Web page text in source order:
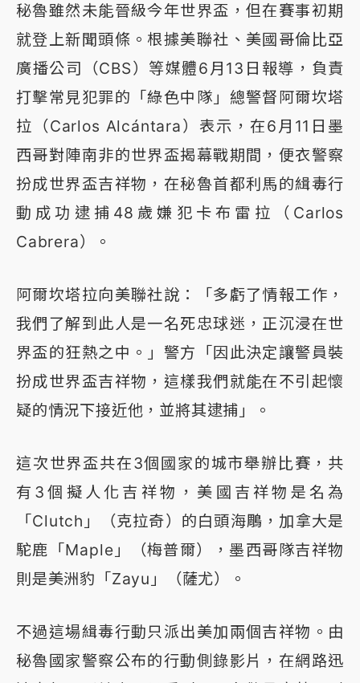
秘魯雖然未能晉級今年世界盃，但在賽事初期
就登上新聞頭條。根據美聯社、美國哥倫比亞
廣播公司（CBS）等媒體6月13日報導，負責
打擊常見犯罪的「綠色中隊」總警督阿爾坎塔
拉（Carlos Alcántara）表示，在6月11日墨
西哥對陣南非的世界盃揭幕戰期間，便衣警察
扮成世界盃吉祥物，在秘魯首都利馬的緝毒行
動成功逮捕48歲嫌犯卡布雷拉（Carlos
Cabrera）。
阿爾坎塔拉向美聯社說：「多虧了情報工作，
我們了解到此人是一名死忠球迷，正沉浸在世
界盃的狂熱之中。」警方「因此決定讓警員裝
扮成世界盃吉祥物，這樣我們就能在不引起懷
疑的情況下接近他，並將其逮捕」。
這次世界盃共在3個國家的城市舉辦比賽，共
有3個擬人化吉祥物，美國吉祥物是名為
「Clutch」（克拉奇）的白頭海鵰，加拿大是
駝鹿「Maple」（梅普爾），墨西哥隊吉祥物
則是美洲豹「Zayu」（薩尤）。
不過這場緝毒行動只派出美加兩個吉祥物。由
秘魯國家警察公布的行動側錄影片，在網路迅